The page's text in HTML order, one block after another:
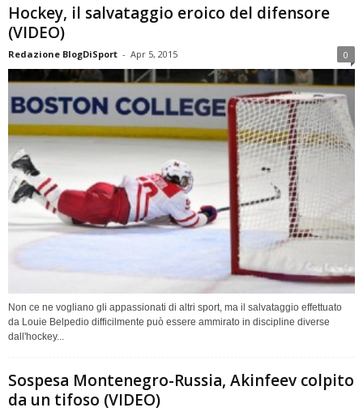
Hockey, il salvataggio eroico del difensore
(VIDEO)
Redazione BlogDiSport - Apr 5, 2015 0
Non ce ne vogliano gli appassionati di altri sport, ma il salvataggio effettuato
da Louie Belpedio difficilmente può essere ammirato in discipline diverse
dall'hockey...
Sospesa Montenegro-Russia, Akinfeev colpito
da un tifoso (VIDEO)